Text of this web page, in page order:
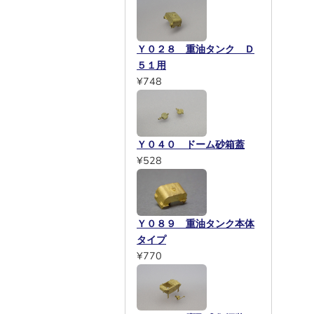
Ｙ０２８ 重油タンク Ｄ
５１用
¥748
Ｙ０４０ ドーム砂箱蓋
¥528
Ｙ０８９ 重油タンク本体
タイプ
¥770